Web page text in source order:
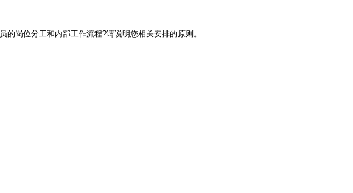
岗位分工和内部工作流程?请说明您相关安排的原则。